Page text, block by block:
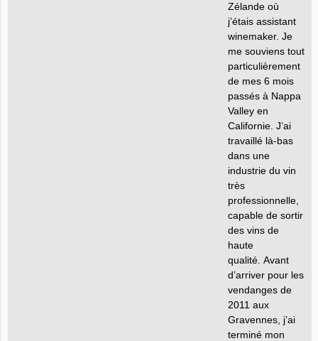
Zélande où
j’étais assistant
winemaker. Je
me souviens tout
particulièrement
de mes 6 mois
passés à Nappa
Valley en
Californie. J’ai
travaillé là-bas
dans une
industrie du vin
très
professionnelle,
capable de sortir
des vins de
haute
qualité. Avant
d’arriver pour les
vendanges de
2011 aux
Gravennes, j’ai
terminé mon